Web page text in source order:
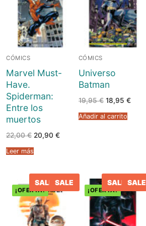
CÓMICS
Marvel Must-
Have.
Spiderman:
Entre los
muertos
22,00€ El
precio
original
era:
20,90 €El
Leer más
CÓMICS
Universo
Batman
19,95€ El
precio
original
era:
18,95 €El
Añadir al carrito
¡OFERTA!
SALE SALE
¡OFERTA!
SALE SALE